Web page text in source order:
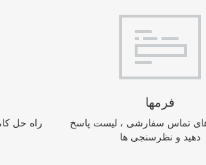
راه حل
فرمها
های تماس سفارشی ، لیست پاسخ
دهید و نظرسنجی ها